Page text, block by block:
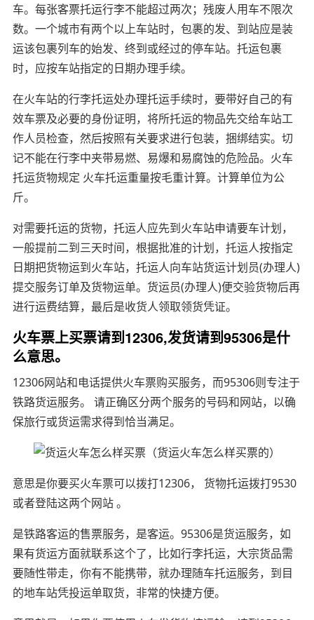
车。每张客票托运行李不能超过两次；残废人用车不限次
数。一个城市有两个以上车站时，包裹的发、到站应是装
运该包裹列车的始发、终到或经过的停车站。托运包裹
时，应按车站指定的日期办理手续。
在火车站的行李托运处办理托运手续时，要带好自己的有
效车票及必要的身份证明，将所托运的物品先交给车站工
作人员检查，然后按照有关要求进行包装，捆绑结实。切
记不能在行李中夹带易燃、易爆和易腐蚀的危险品。火车
托运货物规定 火车托运重量按毛重计算。计算单位为公
斤。
对需要托运的货物，托运人应先到火车站申请要车计划，
一般提前二到三天时间，根据批准的计划，托运人按指定
日期把货物运到火车站，托运人向车站货运计划员(办理人)
提交服务订单及货物运单。货运员(办理人)便交验货物后再
进行运费结算，最后是收货人领取领货凭证。
火车票上买票请到12306,发货请到95306是什
么意思。
12306网站和电话提供火车票购买服务，而95306则专注于
铁路货运服务。 请正确区分两个服务的号码和网站，以确
保旅行或货运需求得到恰当满足。
意思是你要买火车票可以拨打12306， 货物托运拨打9530
或者登陆这两个网站 。
是铁路客运的售票服务，是客运。95306是货运服务，如
果有货运方面就联系这个了，比如行李托运，大宗货品需
要随性带走，你有不能携带，就办理随车托运服务，到目
的地车站凭投运单取货，非常的快捷方便。